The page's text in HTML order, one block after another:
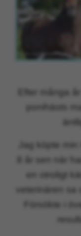
Efter många
ponihästs
Jag köpte
8 år sen när
en otroligt
veterinären sa
Försökte i